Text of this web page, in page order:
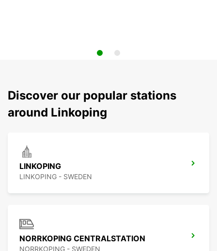
Discover our popular stations
around Linkoping
LINKOPING
LINKOPING - SWEDEN
NORRKOPING CENTRALSTATION
NORRKOPING - SWEDEN